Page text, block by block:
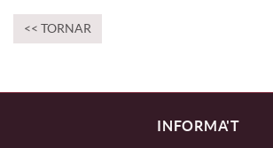
<< TORNAR
INFORMA'T